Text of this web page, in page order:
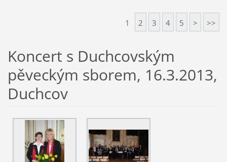
1 2 3 4 5 > >>
Koncert s Duchcovským
pěveckým sborem, 16.3.2013,
Duchcov